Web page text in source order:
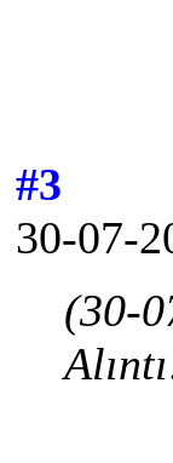
#3
30-07-
(30-